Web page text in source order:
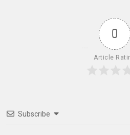
0
Article
Subscribe